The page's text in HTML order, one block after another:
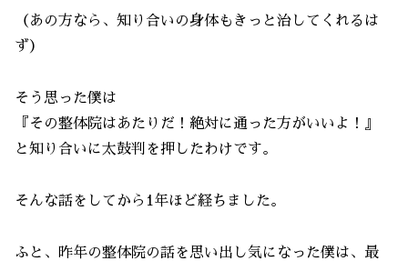
（あの方なら、知り合いの身体もきっと治してくれるは
ず）
そう思った僕は
『その整体院はあたりだ！絶対に通った方がいいよ！』
と知り合いに太鼓判を押したわけです。
そんな話をしてから1年ほど経ちました。
ふと、昨年の整体院の話を思い出し気になった僕は、最